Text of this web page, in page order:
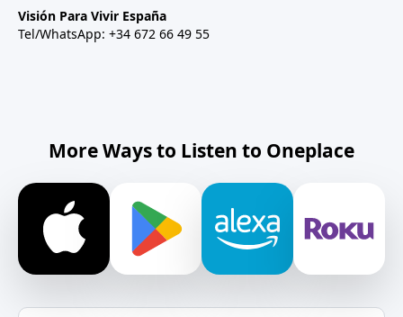
Visión Para Vivir España
Tel/WhatsApp: +34 672 66 49 55
More Ways to Listen to Oneplace